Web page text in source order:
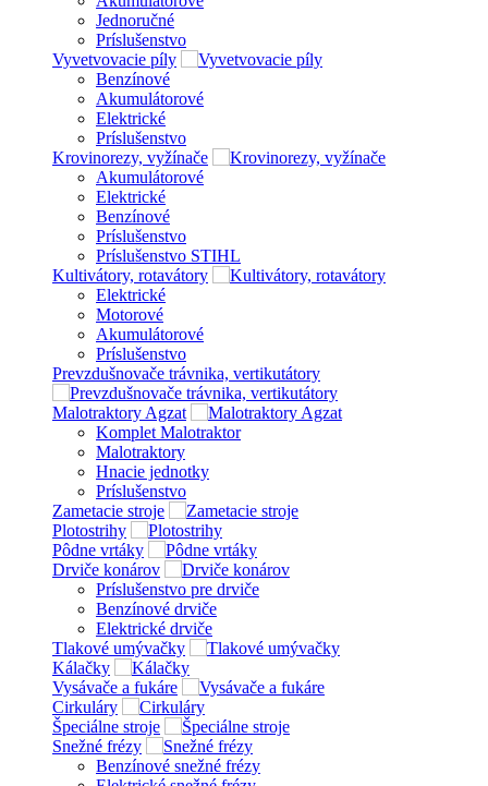
Jednoručné
Príslušenstvo
Vyvetvovacie píly
Benzínové
Akumulátorové
Elektrické
Príslušenstvo
Krovinorezy, vyžínače
Akumulátorové
Elektrické
Benzínové
Príslušenstvo
Príslušenstvo STIHL
Kultivátory, rotavátory
Elektrické
Motorové
Akumulátorové
Príslušenstvo
Prevzdušnovače trávnika, vertikutátory
Malotraktory Agzat
Komplet Malotraktor
Malotraktory
Hnacie jednotky
Príslušenstvo
Zametacie stroje
Plotostrihy
Pôdne vrtáky
Drviče konárov
Príslušenstvo pre drviče
Benzínové drviče
Elektrické drviče
Tlakové umývačky
Kálačky
Vysávače a fukáre
Cirkuláry
Špeciálne stroje
Snežné frézy
Benzínové snežné frézy